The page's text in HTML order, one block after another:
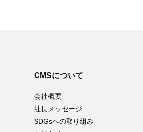
CMSについて
会社概要
社長メッセージ
SDGsへの取り組み